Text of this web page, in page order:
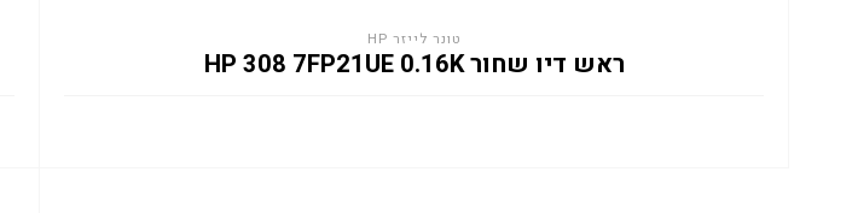
טונר לייזר HP
ראש דיו שחור HP 308 7FP21UE 0.16K